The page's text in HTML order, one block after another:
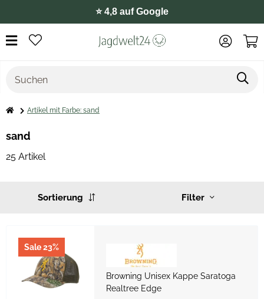
⭐️ 4,8 auf Google
Artikel mit Farbe: sand
sand
25 Artikel
Filter
Sortierung
Sale 23%
Browning Unisex Kappe Saratoga
Realtree Edge